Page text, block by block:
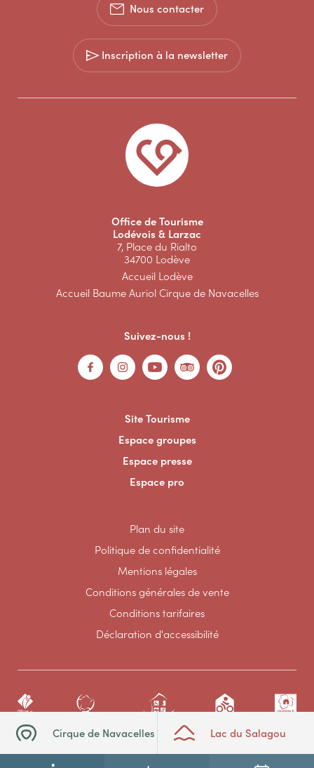
Cirque de Navacelles Lac du Salagou
Nous contacter
Inscription à la newsletter
Office de Tourisme
Lodévois & Larzac
7, Place du Rialto
34700 Lodève
Accueil Lodève
Accueil Baume Auriol Cirque de Navacelles
Suivez-nous !
Site Tourisme
Espace groupes
Espace presse
Espace pro
Plan du site
Politique de confidentialité
Mentions légales
Conditions générales de vente
Conditions tarifaires
Déclaration d'accessibilité